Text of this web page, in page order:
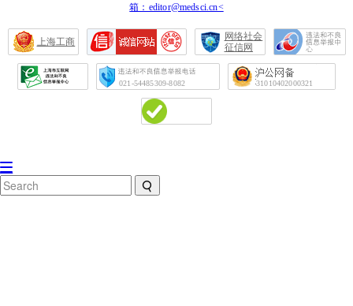
箱：editor@medsci.cn<
上海工商
网络社会
征信网
021-54485309-8082 31010402000321